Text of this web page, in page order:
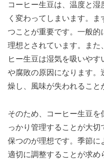
コーヒー生豆は、温度と湿
く変わってしまいます。
つことが重要です。一般
理想とされています。また
ヒー生豆は湿気を吸いや
や腐敗の原因になります。
燥し、風味が失われること
そのため、コーヒー生豆を
っかり管理することが大
保つのが理想です。季節に
適切に調整することが求め